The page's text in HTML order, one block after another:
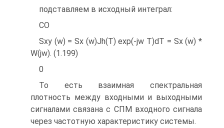
подставляем в исходный интеграл:
CO
Sxy (w) = Sx (w)Jh(T) exp(-jw T)dT = Sx (w) *
W(jw). (1.199)
0
То есть взаимная спектральная
плотность между входными и выходными
сигналами связана с СПМ входного сигнала
через частотную характеристику системы.